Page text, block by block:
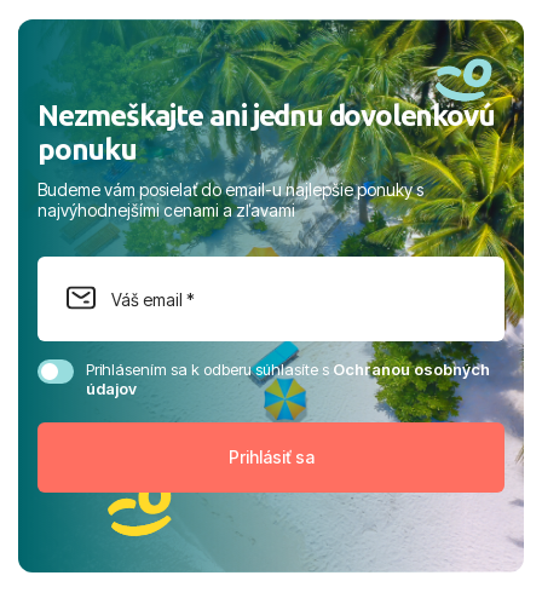
Nezmeškajte ani jednu dovolenkovú
ponuku
Budeme vám posielať do email-u najlepšie ponuky s
najvýhodnejšími cenami a zľavami
Prihlásením sa k odberu súhlasíte sOchranou osobných
údajov